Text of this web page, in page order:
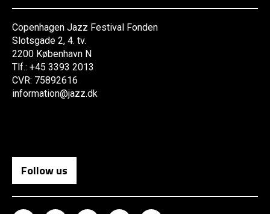
Copenhagen Jazz Festival Fonden
Slotsgade 2, 4. tv.
2200 København N
Tlf.: +45 3393 2013
CVR: 75892616
information@jazz.dk
Follow us